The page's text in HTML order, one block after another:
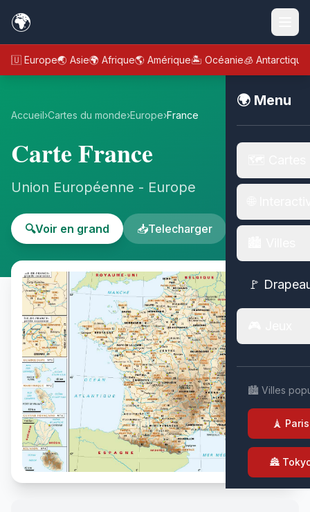
🌍
🇪🇺 Europe🌏 Asie🌍 Afrique🌎 Amérique🏝️ Océanie🧊 Antarctique
🌍 Menu
🚩
🏙️ Villes
🗼 Paris
🏯
Accueil›Cartes du monde›Europe›France
Carte France
Union Européenne - Europe
🔍Voir en grand 📥Telecharger